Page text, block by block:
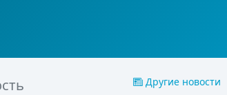
Другие новости